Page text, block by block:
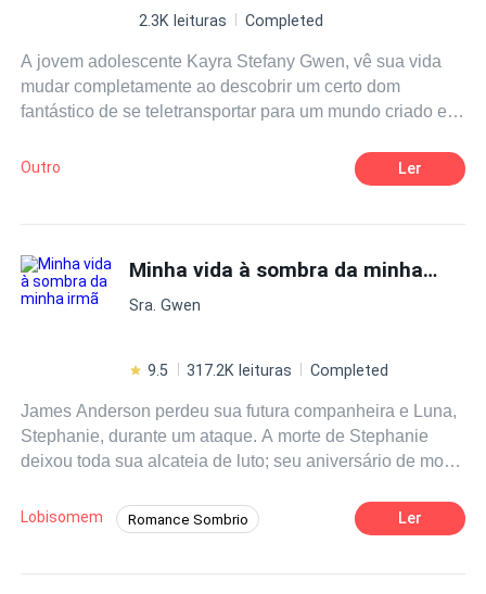
objetivo: transformar a reputação de Blake em uma má
ou cairá na rede do garoto?
Copyright2020byLetíciaSantos
2.3K leituras Completed
A jovem adolescente Kayra Stefany Gwen, vê sua vida
mudar completamente ao descobrir um certo dom
fantástico de se teletransportar para um mundo criado em
viverá grandes descobertas de sua vida em uma grande
Outro Ler
Minha vida à sombra da minha irmã
Sra. Gwen
9.5 317.2K leituras Completed
James Anderson perdeu sua futura companheira e Luna,
Stephanie, durante um ataque. A morte de Stephanie
deixou toda sua alcateia de luto; seu aniversário de morte
descobre que a irmã mais nova de Stephanie, Lily, é sua
companheira. Mas como pode ser isso? Stephanie não
Lobisomem Romance Sombrio Ler